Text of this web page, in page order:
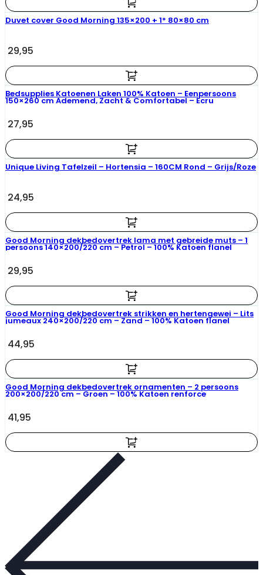
Duvet cover Good Morning 135×200 + 1* 80×80 cm
29,95
Bedsupplies Katoenen Laken 100% Katoen – Eenpersoons
150×260 cm Ademend, Zacht & Comfortabel – Ecru
27,95
Unique Living Tafelzeil – Hortensia – 160CM Rond – Grijs/Roze
24,95
Good Morning dekbedovertrek lama met gebreide muts – 1
persoons 140×200/220 cm – Petrol – 100% Katoen flanel
29,95
Good Morning dekbedovertrek strikken en hertengewei – Lits
jumeaux 240×200/220 cm – Zand – 100% Katoen flanel
44,95
Good Morning dekbedovertrek ornamenten – 2 persoons
200×200/220 cm – Groen – 100% Katoen renforce
41,95